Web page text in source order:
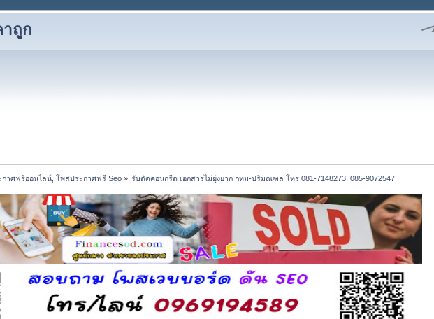
าถูก
กาศฟรีออนไลน์, โพสประกาศฟรี Seo» รับตัดคอนกรีต เอกสารไม่ยุ่งยาก กทม-ปริมณฑล โทร 081-7148273, 085-9072547